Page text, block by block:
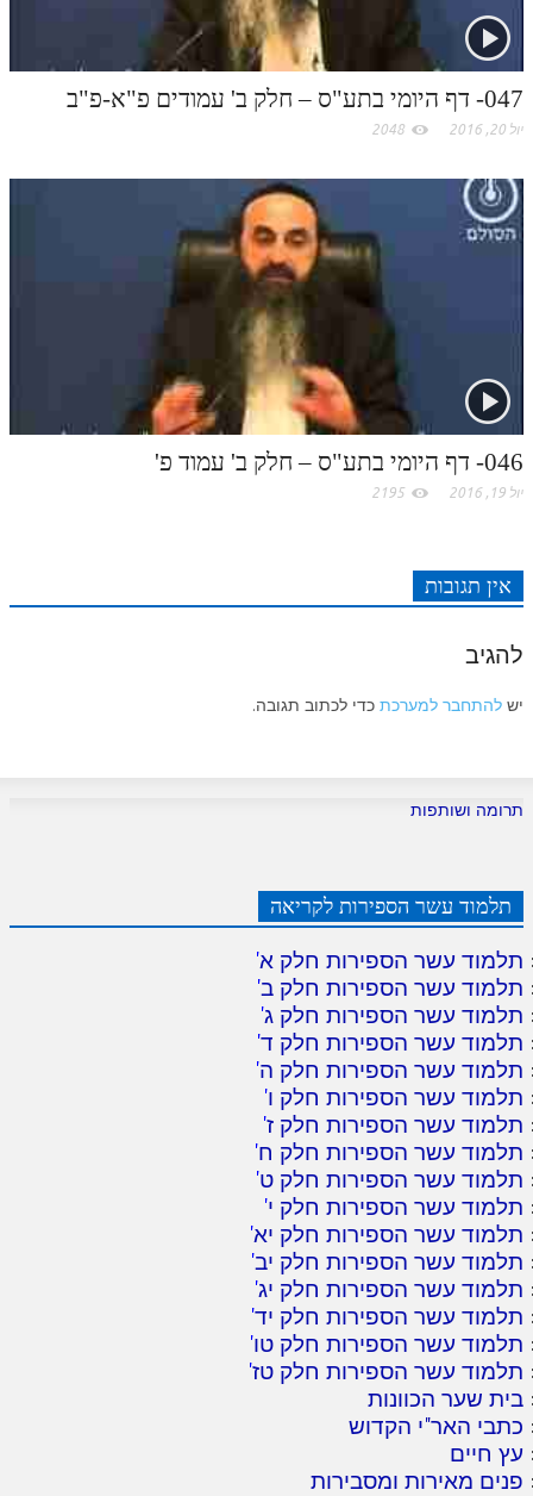
047- דף היומי בתע"ס – חלק ב' עמודים פ"א-פ"ב
יול 20, 2016 2048
046- דף היומי בתע"ס – חלק ב' עמוד פ'
יול 19, 2016 2195
אין תגובות
להגיב
יש להתחבר למערכת כדי לכתוב תגובה.
תרומה ושותפות
תלמוד עשר הספירות לקריאה
תלמוד עשר הספירות חלק א'
תלמוד עשר הספירות חלק ב'
תלמוד עשר הספירות חלק ג'
תלמוד עשר הספירות חלק ד'
תלמוד עשר הספירות חלק ה'
תלמוד עשר הספירות חלק ו'
תלמוד עשר הספירות חלק ז'
תלמוד עשר הספירות חלק ח'
תלמוד עשר הספירות חלק ט'
תלמוד עשר הספירות חלק י'
תלמוד עשר הספירות חלק יא'
תלמוד עשר הספירות חלק יב'
תלמוד עשר הספירות חלק יג'
תלמוד עשר הספירות חלק יד'
תלמוד עשר הספירות חלק טו'
תלמוד עשר הספירות חלק טז'
בית שער הכוונות
כתבי האר"י הקדוש
עץ חיים
פנים מאירות ומסבירות